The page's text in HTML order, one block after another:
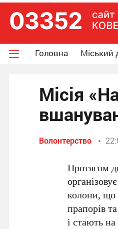
Головна Міський
Місія
Волонтерство
Протягом
колони, що
прапорів
і стають